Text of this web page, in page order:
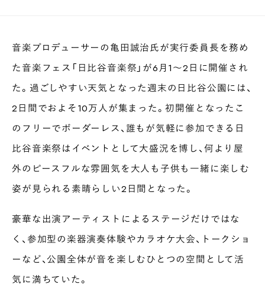
新潟 群馬 茨城 栃木 島根 福岡
岐阜 愛知 三重 鹿児島 長崎 京都 山梨 石川
香川 岡山 広島
音楽プロデューサーの亀田誠治氏が実行委員長を務め
た音楽フェス「日比谷音楽祭」が6月1〜2日に開催され
た。過ごしやすい天気となった週末の日比谷公園には、
2日間でおよそ10万人が集まった。初開催となったこ
のフリーでボーダーレス、誰もが気軽に参加できる日
比谷音楽祭はイベントとして大盛況を博し、何より屋
外のピースフルな雰囲気を大人も子供も一緒に楽しむ
姿が見られる素晴らしい2日間となった。
豪華な出演アーティストによるステージだけではな
く、参加型の楽器演奏体験やカラオケ大会、トークショ
ーなど、公園全体が音を楽しむひとつの空間として活
気に満ちていた。